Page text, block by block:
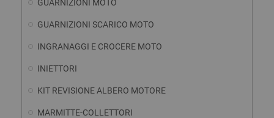
GUARNIZIONI MOTO
GUARNIZIONI SCARICO MOTO
INGRANAGGI E CROCERE MOTO
INIETTORI
KIT REVISIONE ALBERO MOTORE
MARMITTE-COLLETTORI